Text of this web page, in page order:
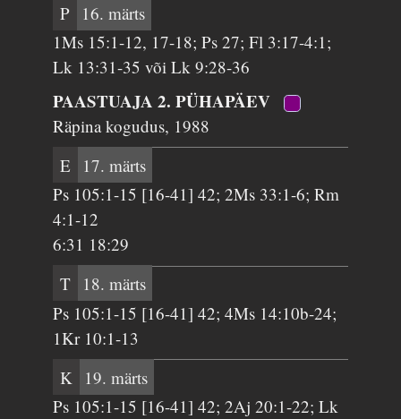
P
16. märts
1Ms 15:1-12, 17-18; Ps 27; Fl 3:17-4:1;
Lk 13:31-35 või Lk 9:28-36
PAASTUAJA 2. PÜHAPÄEV
Räpina kogudus, 1988
E
17. märts
Ps 105:1-15 [16-41] 42; 2Ms 33:1-6; Rm
4:1-12
6:31 18:29
T
18. märts
Ps 105:1-15 [16-41] 42; 4Ms 14:10b-24;
1Kr 10:1-13
K
19. märts
Ps 105:1-15 [16-41] 42; 2Aj 20:1-22; Lk